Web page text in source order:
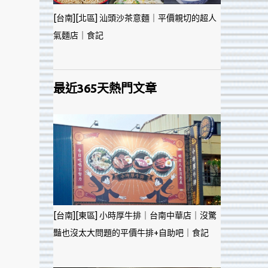
[台南][北區] 汕頭沙茶意麵｜平價親切的超人
氣麵店｜食記
最近365天熱門文章
[台南][東區] 小時厚牛排｜台南中華店｜沒驚
豔也沒太大問題的平價牛排+自助吧｜食記